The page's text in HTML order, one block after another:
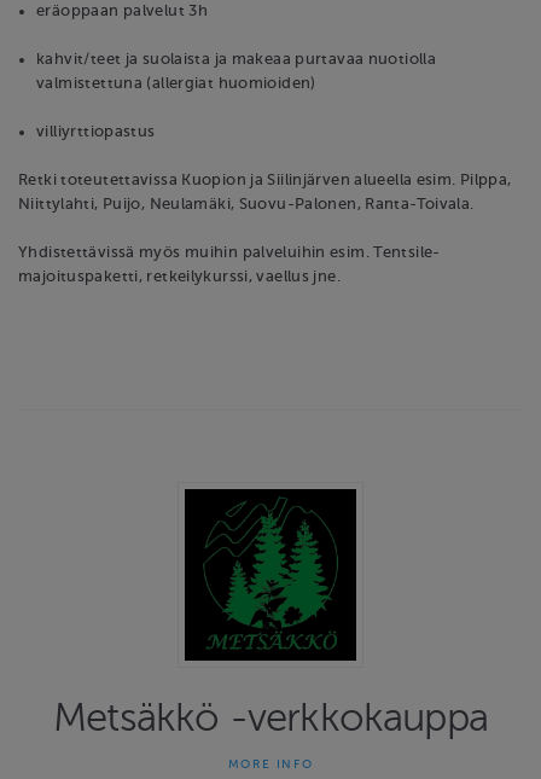
eräoppaan palvelut 3h
kahvit/teet ja suolaista ja makeaa purtavaa nuotiolla
valmistettuna (allergiat huomioiden)
villiyrttiopastus
Retki toteutettavissa Kuopion ja Siilinjärven alueella esim. Pilppa,
Niittylahti, Puijo, Neulamäki, Suovu-Palonen, Ranta-Toivala.
Yhdistettävissä myös muihin palveluihin esim. Tentsile-
majoituspaketti, retkeilykurssi, vaellus jne.
Metsäkkö -verkkokauppa
MORE INFO